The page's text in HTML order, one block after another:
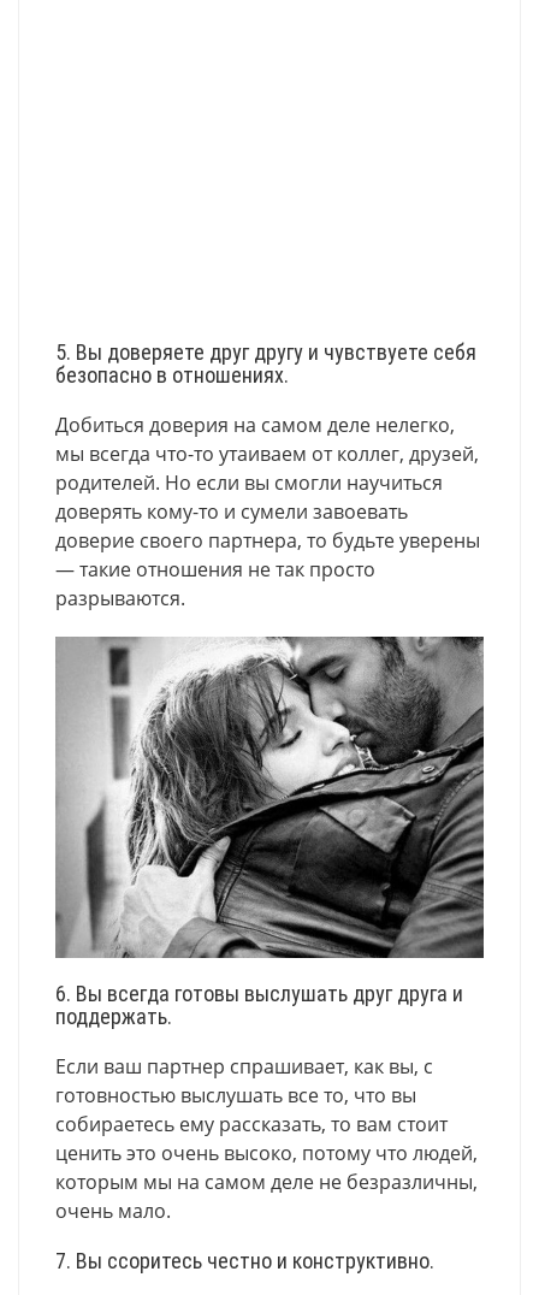
5. Вы доверяете друг другу и чувствуете себя
безопасно в отношениях.
Добиться доверия на самом деле нелегко,
мы всегда что-то утаиваем от коллег, друзей,
родителей. Но если вы смогли научиться
доверять кому-то и сумели завоевать
доверие своего партнера, то будьте уверены
— такие отношения не так просто
разрываются.
6. Вы всегда готовы выслушать друг друга и
поддержать.
Если ваш партнер спрашивает, как вы, с
готовностью выслушать все то, что вы
собираетесь ему рассказать, то вам стоит
ценить это очень высоко, потому что людей,
которым мы на самом деле не безразличны,
очень мало.
7. Вы ссоритесь честно и конструктивно.